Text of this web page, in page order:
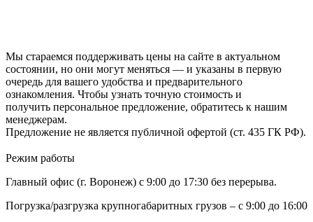
Мы стараемся поддерживать цены на сайте в актуальном
состоянии, но они могут меняться — и указаны в первую
очередь для вашего удобства и предварительного
ознакомления. Чтобы узнать точную стоимость и
получить персональное предложение, обратитесь к нашим
менеджерам.
Предложение не является публичной офертой (ст. 435 ГК РФ).
Режим работы
Главный офис (г. Воронеж) с 9:00 до 17:30 без перерыва.
Погрузка/разгрузка крупногабаритных грузов – с 9:00 до 16:00